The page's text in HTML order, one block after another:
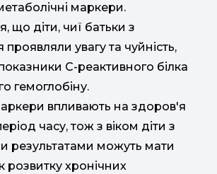
маркери.
що діти, чиї батьки з
увагу та чуйність,
С-реактивного білка
гемоглобіну.
впливають на здоров'я
часу, тож з віком діти з
результатами можуть мати
хронічних